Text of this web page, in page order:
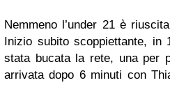
Nemmeno l’under 21 è
Inizio subito scoppiettante, in
stata bucata la rete, una per
arrivata dopo 6 minuti con